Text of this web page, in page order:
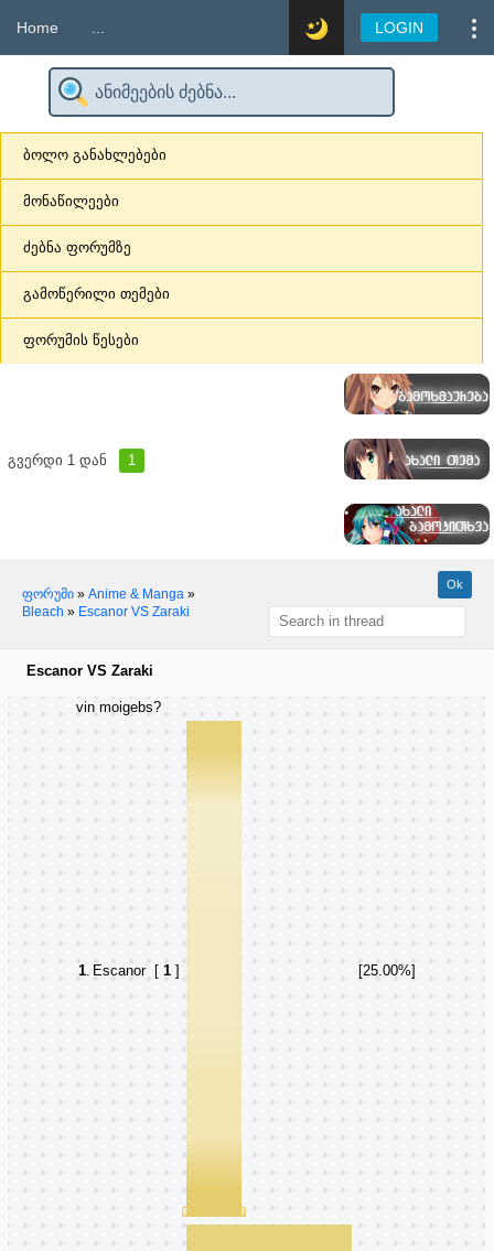
Home LOGIN
ბოლო განახლებები
მონაწილეები
ძებნა ფორუმზე
გამოწერილი თემები
ფორუმის წესები
გვერდი 1 დან 1
ფორუმი » Anime & Manga »
Bleach » Escanor VS Zaraki
Escanor VS Zaraki
vin moigebs?
1. Escanor [ 1] [25.00%]